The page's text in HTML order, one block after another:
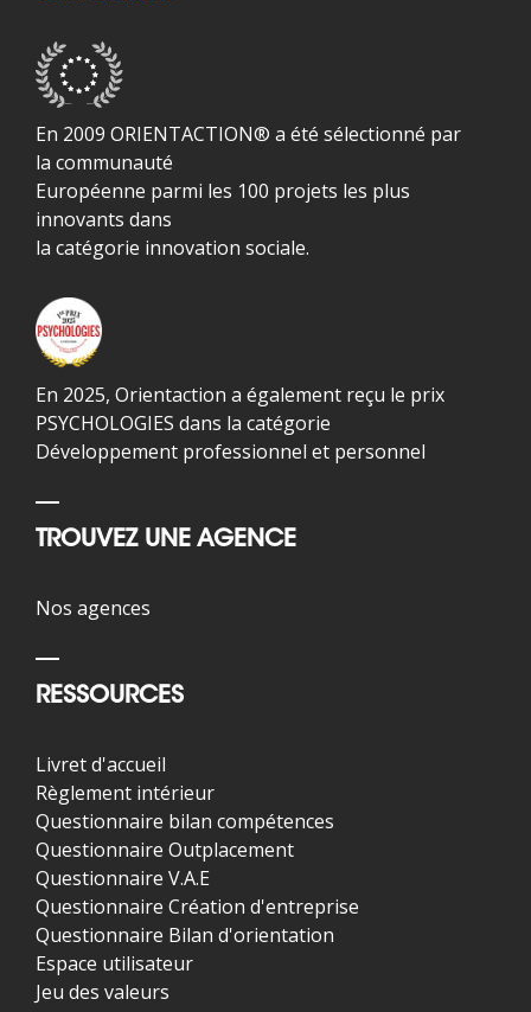
En 2009 ORIENTACTION® a été sélectionné par
la communauté
Européenne parmi les 100 projets les plus
innovants dans
la catégorie innovation sociale.
En 2025, Orientaction a également reçu le prix
PSYCHOLOGIES dans la catégorie
Développement professionnel et personnel
TROUVEZ UNE AGENCE
Nos agences
RESSOURCES
Livret d'accueil
Règlement intérieur
Questionnaire bilan compétences
Questionnaire Outplacement
Questionnaire V.A.E
Questionnaire Création d'entreprise
Questionnaire Bilan d'orientation
Espace utilisateur
Jeu des valeurs